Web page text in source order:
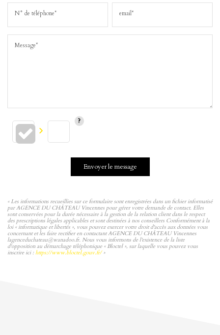
N° de téléphone* email*
Message*
Envoyer le message
« Les informations recueillies sur ce formulaire sont enregistrées dans un fichier informatisé
par AGENCE DU CHÂTEAU Vincennes pour gérer votre demande de contact. Elles
sont conservées pour la durée nécessaire à la gestion de la relation client dans le respect
des prescriptions légales applicables et sont destinées à nos conseillers Conformément à la
loi « informatique et libertés », vous pouvez exercer votre droit d'accès aux données vous
concernant et les faire rectifier en contactant AGENCE DU CHÂTEAU Vincennes
lagenceduchateau@wanadoo.fr. Nous vous informons de l'existence de la liste
d'opposition au démarchage téléphonique « Bloctel », sur laquelle vous pouvez vous
inscrire ici : https://www.bloctel.gouv.fr/»